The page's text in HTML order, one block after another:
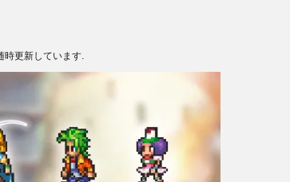
時更新しています.